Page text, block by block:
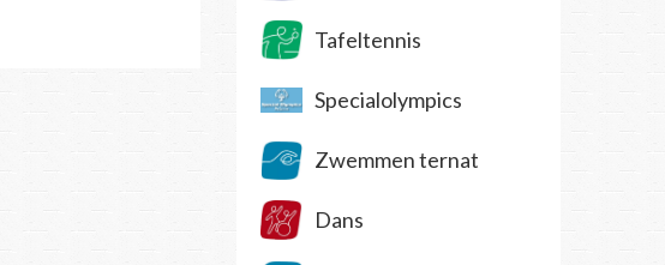
Tafeltennis
Specialolympics
Zwemmen ternat
Dans